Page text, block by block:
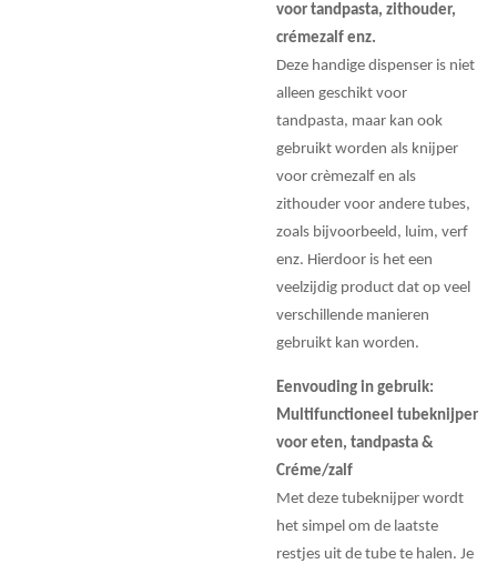
voor tandpasta, zithouder,
crémezalf enz.
Deze handige dispenser is niet
alleen geschikt voor
tandpasta, maar kan ook
gebruikt worden als knijper
voor crèmezalf en als
zithouder voor andere tubes,
zoals bijvoorbeeld, luim, verf
enz. Hierdoor is het een
veelzijdig product dat op veel
verschillende manieren
gebruikt kan worden.
Eenvouding in gebruik:
Multifunctioneel tubeknijper
voor eten, tandpasta &
Créme/zalf
Met deze tubeknijper wordt
het simpel om de laatste
restjes uit de tube te halen. Je